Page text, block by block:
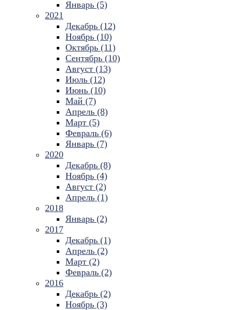
Январь (5)
2021
Декабрь (12)
Ноябрь (10)
Октябрь (11)
Сентябрь (10)
Август (13)
Июль (12)
Июнь (10)
Май (7)
Апрель (8)
Март (5)
Февраль (6)
Январь (7)
2020
Декабрь (8)
Ноябрь (4)
Август (2)
Апрель (1)
2018
Январь (2)
2017
Декабрь (1)
Апрель (2)
Март (2)
Февраль (2)
2016
Декабрь (2)
Ноябрь (3)